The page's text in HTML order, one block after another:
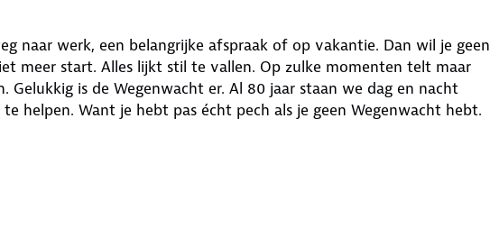
naar werk, een belangrijke afspraak of op vakantie. Dan wil je geen
meer start. Alles lijkt stil te vallen. Op zulke momenten telt maar
Gelukkig is de Wegenwacht er. Al 80 jaar staan we dag en nacht
helpen. Want je hebt pas écht pech als je geen Wegenwacht hebt.